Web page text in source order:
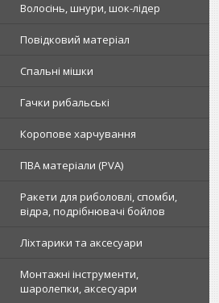
Волосінь, шнури, шок-лідер
Повідковий матеріал
Спальні мішки
Гачки рибальські
Коропове харчування
ПВА матеріали (PVA)
Ракети для риболовлі, спомби,
відра, подрібнювачі бойлов
Ліхтарики та аксесуари
Монтажні інструменти,
шаролепки, аксесуари